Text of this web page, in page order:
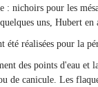
: nichoirs pour les
uns, Hubert
été réalisées pour la
des points d'eau et
de canicule. Les